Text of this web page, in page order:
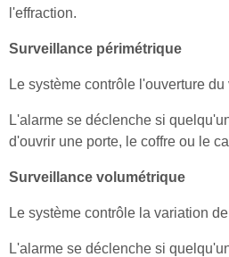
l'effraction.
Surveillance périmétrique
Le système contrôle l'ouverture du
L'alarme se déclenche si
d'ouvrir une porte, le coffre ou le
Surveillance volumétrique
Le système contrôle la variation
L'alarme se déclenche si